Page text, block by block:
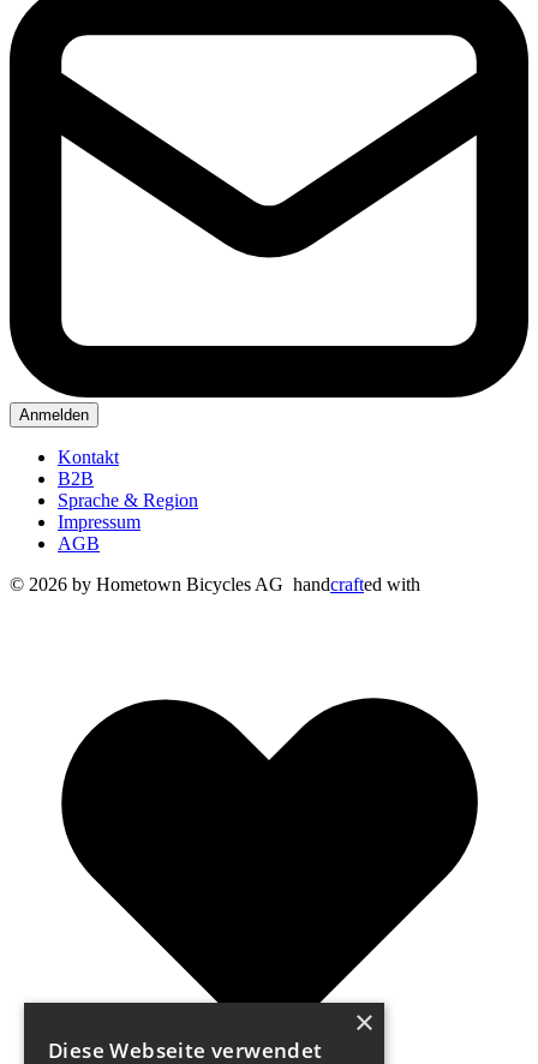
Anmelden
Kontakt
B2B
Sprache & Region
Impressum
AGB
© 2026 by Hometown Bicycles AG handcrafted with
×
Diese Webseite verwendet